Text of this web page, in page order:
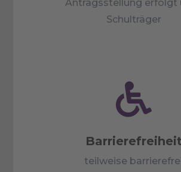
Antragsstellung erfolgt
Schulträger

teilweise